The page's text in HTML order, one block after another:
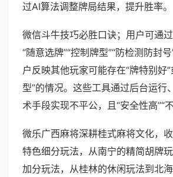
过AI算法调整牌局结果，提升胜率。
微信斗牛技巧必胜口诀；用户可通
“随意选牌”“控制牌型”“防检测防封
户反映其他玩家可能存在“牌特别好
型”的情况。这些工具通过后台运行
术手段实现不平公，且“安全性高”“不
微乐广西麻将深耕桂式麻将文化，
特色细分玩法，从南宁的精简胡牌
加分玩法，从桂林的休闲玩法到北